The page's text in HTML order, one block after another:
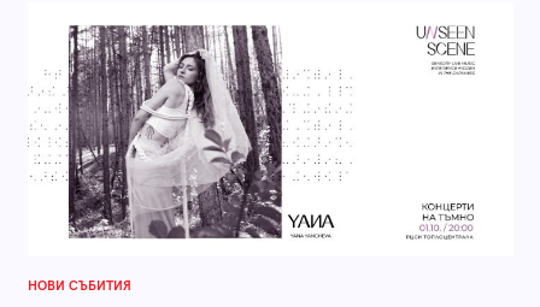
НОВИ СЪБИТИЯ